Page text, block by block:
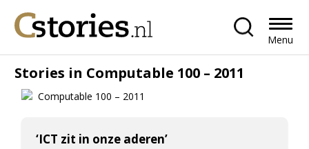
Menu
Stories in Computable 100 – 2011
‘ICT zit in onze aderen’